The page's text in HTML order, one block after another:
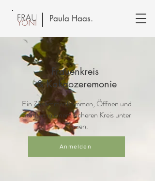
Paula Haas.
Frauenkreis
& Kakaozeremonie
Ein Zusammenkommen, Öffnen und
Stärken in einem sicheren Kreis unter
Frauen.
Anmelden